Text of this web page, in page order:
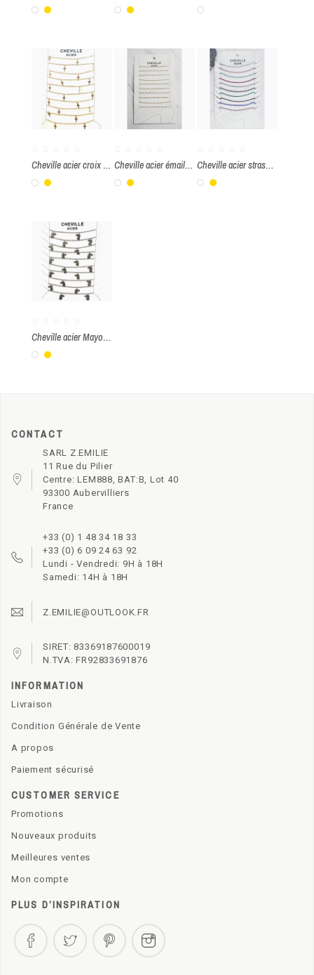
Blanc
Or Blanc
Or Blanc
Cheville acier croix par paquet de 10 pièces
Blanc
Or
Cheville acier émaillé blanc par paquet de 10 pièces
Blanc
Or
Cheville acier strass couleur par paquet de 10 pièces
Blanc
Or
Cheville acier Mayotte Par paquet de 10 pièces
Blanc
Or
CONTACT
SARL Z.EMILIE
11 Rue du Pilier
Centre: LEM888, BAT:B, Lot 40
93300 Aubervilliers
France
+33 (0) 1 48 34 18 33
+33 (0) 6 09 24 63 92
Lundi - Vendredi: 9H à 18H
Samedi: 14H à 18H
Z.EMILIE@OUTLOOK.FR
SIRET: 83369187600019
N.TVA: FR92833691876
INFORMATION
Livraison
Condition Générale de Vente
A propos
Paiement sécurisé
CUSTOMER SERVICE
Promotions
Nouveaux produits
Meilleures ventes
Mon compte
PLUS D’INSPIRATION